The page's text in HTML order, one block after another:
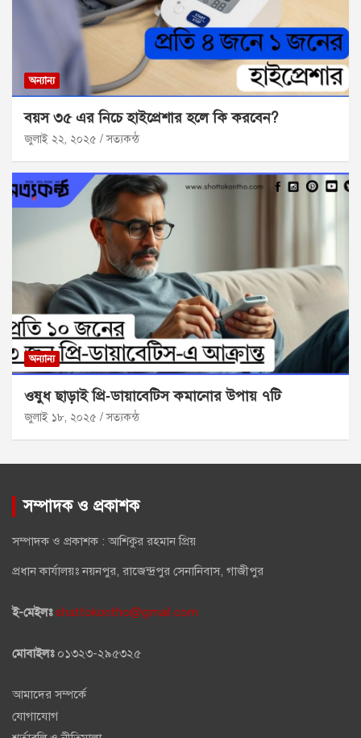
অন্যান্য
বয়স ৩৫ এর নিচে হাইপ্রেশার হলে কি করবেন?
জুলাই ২২, ২০২৫ সত্যকন্ঠ
অন্যান্য
ওষুধ ছাড়াই প্রি‑ডায়াবেটিস কমানোর উপায় ৭টি
জুলাই ১৮, ২০২৫ সত্যকন্ঠ
সম্পাদক ও প্রকাশক
সম্পাদক ও প্রকাশক : আশিকুর রহমান প্রিয়
প্রধান কার্যালয়ঃ নয়নপুর, রাজেন্দ্রপুর সেনানিবাস, গাজীপুর
ই-মেইলঃ shattokontho@gmail.com
মোবাইলঃ০১৩২৩-২৯৫৩২৫
আমাদের সম্পর্কে
যোগাযোগ